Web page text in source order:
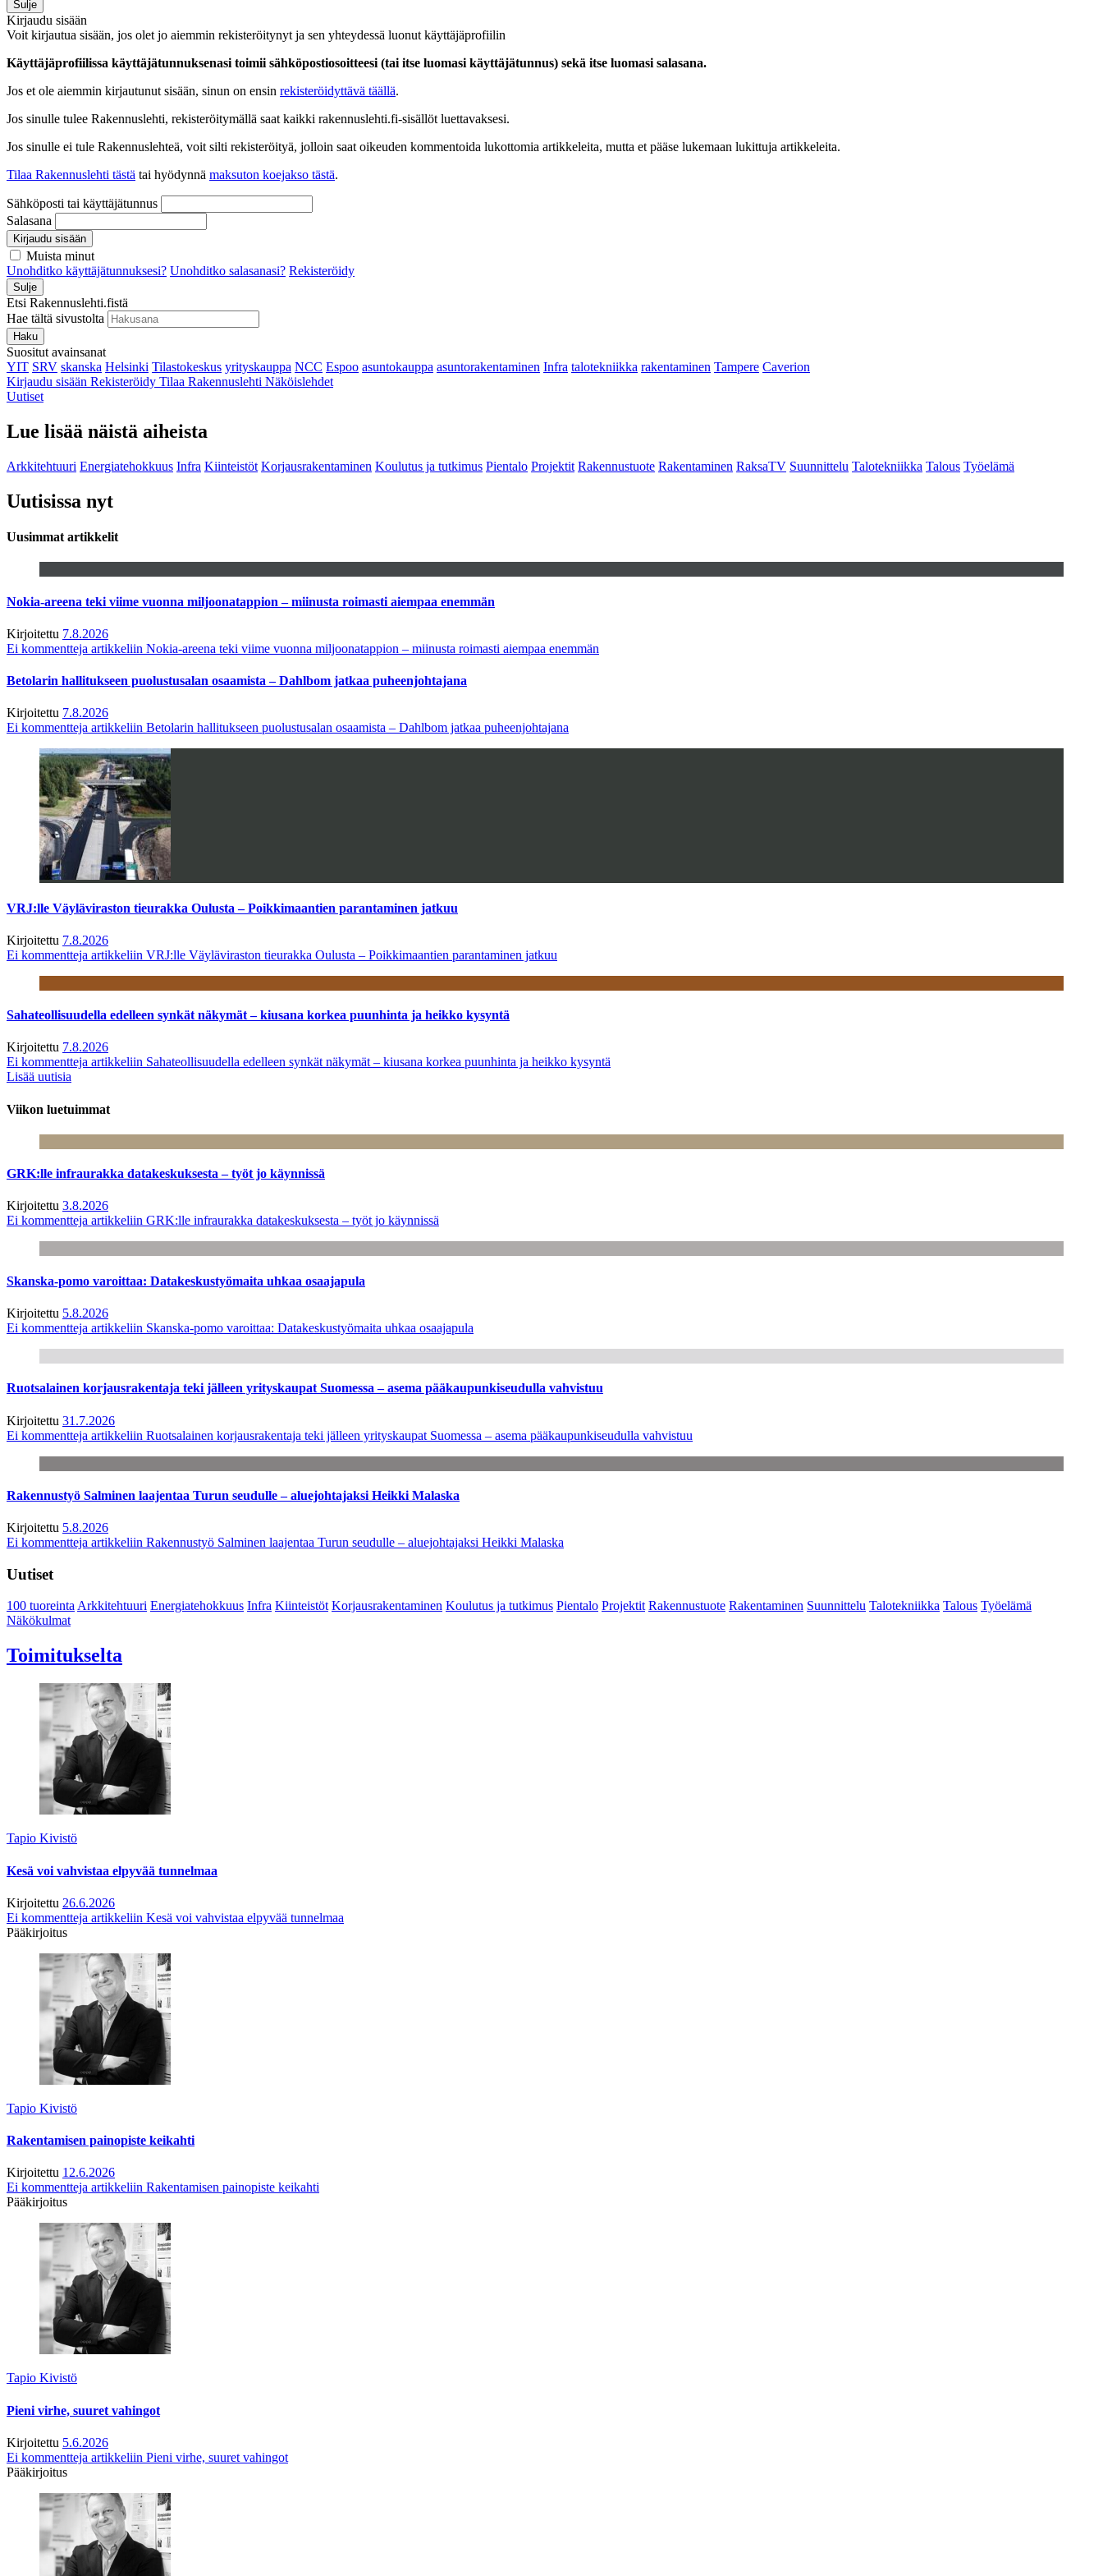
Sulje
Kirjaudu sisään
Voit kirjautua sisään, jos olet jo aiemmin rekisteröitynyt ja sen yhteydessä luonut käyttäjäprofiilin
Käyttäjäprofiilissa käyttäjätunnuksenasi toimii sähköpostiosoitteesi (tai itse luomasi käyttäjätunnus) sekä itse luomasi salasana.
Jos et ole aiemmin kirjautunut sisään, sinun on ensin rekisteröidyttävä täällä.
Jos sinulle tulee Rakennuslehti, rekisteröitymällä saat kaikki rakennuslehti.fi-sisällöt luettavaksesi.
Jos sinulle ei tule Rakennuslehteä, voit silti rekisteröityä, jolloin saat oikeuden kommentoida lukottomia artikkeleita, mutta et pääse lukemaan lukittuja artikkeleita.
Tilaa Rakennuslehti tästä tai hyödynnä maksuton koejakso tästä.
Sähköposti tai käyttäjätunnus
Salasana
Kirjaudu sisään
Muista minut
Unohditko käyttäjätunnuksesi? Unohditko salasanasi? Rekisteröidy
Sulje
Etsi Rakennuslehti.fistä
Hae tältä sivustolta
Haku
Suositut avainsanat
YIT SRV skanska Helsinki Tilastokeskus yrityskauppa NCC Espoo asuntokauppa asuntorakentaminen Infra talotekniikka rakentaminen Tampere Caverion
Kirjaudu sisään Rekisteröidy Tilaa Rakennuslehti Näköislehdet
Uutiset
Lue lisää näistä aiheista
Arkkitehtuuri Energiatehokkuus Infra Kiinteistöt Korjausrakentaminen Koulutus ja tutkimus Pientalo Projektit Rakennustuote Rakentaminen RaksaTV Suunnittelu Talotekniikka Talous Työelämä
Uutisissa nyt
Uusimmat artikkelit
Nokia-areena teki viime vuonna miljoonatappion – miinusta roimasti aiempaa enemmän
Kirjoitettu 7.8.2026
Ei kommentteja artikkeliin Nokia-areena teki viime vuonna miljoonatappion – miinusta roimasti aiempaa enemmän
Betolarin hallitukseen puolustusalan osaamista – Dahlbom jatkaa puheenjohtajana
Kirjoitettu 7.8.2026
Ei kommentteja artikkeliin Betolarin hallitukseen puolustusalan osaamista – Dahlbom jatkaa puheenjohtajana
VRJ:lle Väyläviraston tieurakka Oulusta – Poikkimaantien parantaminen jatkuu
Kirjoitettu 7.8.2026
Ei kommentteja artikkeliin VRJ:lle Väyläviraston tieurakka Oulusta – Poikkimaantien parantaminen jatkuu
Sahateollisuudella edelleen synkät näkymät – kiusana korkea puunhinta ja heikko kysyntä
Kirjoitettu 7.8.2026
Ei kommentteja artikkeliin Sahateollisuudella edelleen synkät näkymät – kiusana korkea puunhinta ja heikko kysyntä
Lisää uutisia
Viikon luetuimmat
GRK:lle infraurakka datakeskuksesta – työt jo käynnissä
Kirjoitettu 3.8.2026
Ei kommentteja artikkeliin GRK:lle infraurakka datakeskuksesta – työt jo käynnissä
Skanska-pomo varoittaa: Datakeskustyömaita uhkaa osaajapula
Kirjoitettu 5.8.2026
Ei kommentteja artikkeliin Skanska-pomo varoittaa: Datakeskustyömaita uhkaa osaajapula
Ruotsalainen korjausrakentaja teki jälleen yrityskaupat Suomessa – asema pääkaupunkiseudulla vahvistuu
Kirjoitettu 31.7.2026
Ei kommentteja artikkeliin Ruotsalainen korjausrakentaja teki jälleen yrityskaupat Suomessa – asema pääkaupunkiseudulla vahvistuu
Rakennustyö Salminen laajentaa Turun seudulle – aluejohtajaksi Heikki Malaska
Kirjoitettu 5.8.2026
Ei kommentteja artikkeliin Rakennustyö Salminen laajentaa Turun seudulle – aluejohtajaksi Heikki Malaska
Uutiset
100 tuoreintaArkkitehtuuri Energiatehokkuus Infra Kiinteistöt Korjausrakentaminen Koulutus ja tutkimus Pientalo Projektit Rakennustuote Rakentaminen Suunnittelu Talotekniikka Talous Työelämä
Näkökulmat
Toimitukselta
Tapio Kivistö
Kesä voi vahvistaa elpyvää tunnelmaa
Kirjoitettu 26.6.2026
Ei kommentteja artikkeliin Kesä voi vahvistaa elpyvää tunnelmaa
Pääkirjoitus
Tapio Kivistö
Rakentamisen painopiste keikahti
Kirjoitettu 12.6.2026
Ei kommentteja artikkeliin Rakentamisen painopiste keikahti
Pääkirjoitus
Tapio Kivistö
Pieni virhe, suuret vahingot
Kirjoitettu 5.6.2026
Ei kommentteja artikkeliin Pieni virhe, suuret vahingot
Pääkirjoitus